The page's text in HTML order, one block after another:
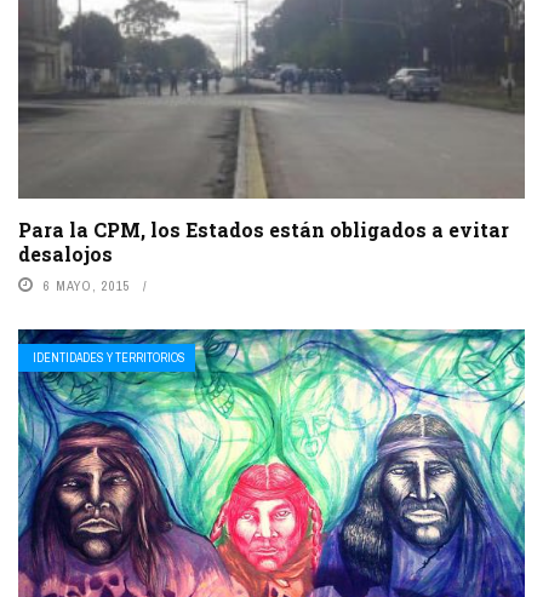
Para la CPM, los Estados están obligados a evitar
desalojos
6 MAYO, 2015
IDENTIDADES Y TERRITORIOS